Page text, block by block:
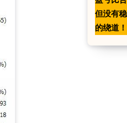
但没有
的绕道！